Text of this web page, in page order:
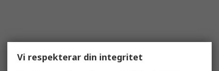
Vi respekterar din integritet